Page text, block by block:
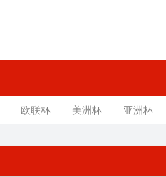
欧联杯 美洲杯 亚洲杯